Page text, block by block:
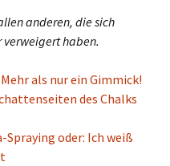
anderen, die sich
haben.
als nur ein Gimmick!
des Chalks
oder: Ich weiß